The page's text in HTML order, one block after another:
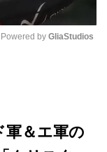
Powered by GliaStudios
軍＆エ軍の